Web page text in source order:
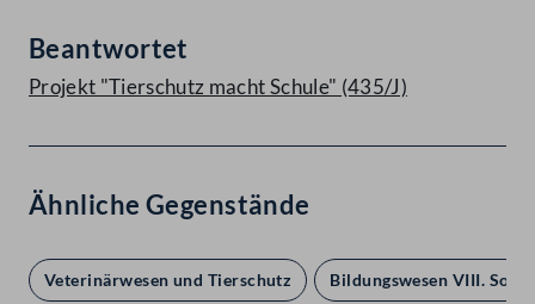
Beantwortet
Projekt "Tierschutz macht Schule" (435/J)
Ähnliche Gegenstände
Veterinärwesen und Tierschutz Bildungswesen VIII.